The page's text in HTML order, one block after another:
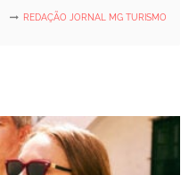
REDAÇÃO JORNAL MG TURISMO